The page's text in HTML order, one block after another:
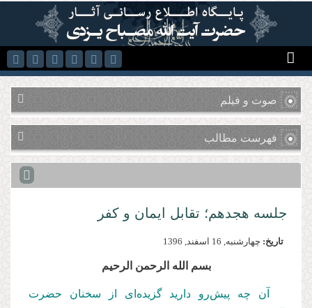
رفتن به محتوای اصلی
صوت و فیلم
فهرست مطالب
جلسه هجدهم؛ تقابل ایمان و کفر
تاریخ: چهارشنبه, 16 اسفند, 1396
بسم الله الرحمن الرحیم
آن چه پیش‌رو دارید گزیده‌ای از سخنان حضرت